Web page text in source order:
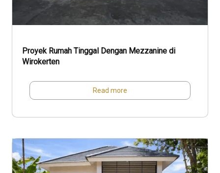
Proyek Rumah Tinggal Dengan Mezzanine di
Wirokerten
Read more